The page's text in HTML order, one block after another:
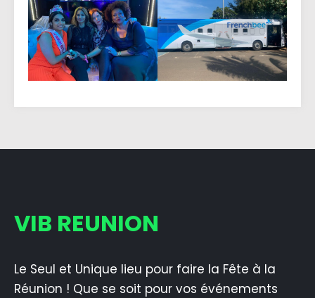
VIB REUNION
Le Seul et Unique lieu pour faire la Fête à la
Réunion ! Que se soit pour vos événements